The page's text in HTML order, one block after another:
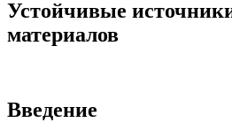
Устойчивые
материалов
Введение